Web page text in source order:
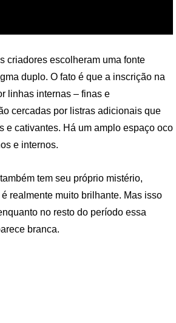
criadores escolheram uma fonte
duplo. O fato é que a inscrição na
linhas internas – finas e
cercadas por listras adicionais que
e cativantes. Há um amplo espaço oco
e internos.
tem seu próprio mistério,
realmente muito brilhante. Mas isso
no resto do período essa
branca.